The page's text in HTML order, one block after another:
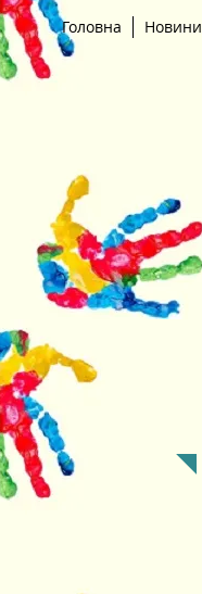
Головна Новини